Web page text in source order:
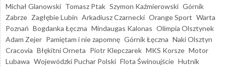
Michał Glanowski Tomasz Ptak Szymon Kaźmierowski Górnik
Zabrze Zagłębie Lubin Arkadiusz Czarnecki Orange Sport Warta
Poznań Bogdanka Łęczna Mindaugas Kalonas Olimpia Olsztynek
Adam Zejer Pamiętam i nie zapomnę Górnik Łęczna Naki Olsztyn
Cracovia Błękitni Orneta Piotr Klepczarek MKS Korsze Motor
Lubawa Wojewódzki Puchar Polski Flota Świnoujście Hutnik